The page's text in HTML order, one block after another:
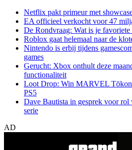
Netflix pakt primeur met
EA officieel verkocht voor 47
De Rondvraag: Wat is je
Roblox gaat helemaal naar de
Nintendo is erbij tijdens
games
Gerucht: Xbox onthult deze
functionaliteit
Loot Drop: Win MARVEL
PS5
Dave Bautista in gesprek voor
serie
AD